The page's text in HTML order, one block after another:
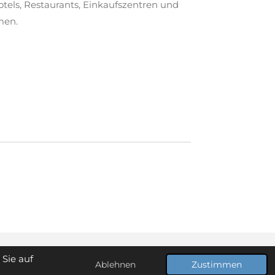
auf
Ablehnen Zustimmen
Restaurants, Einkaufszentren und